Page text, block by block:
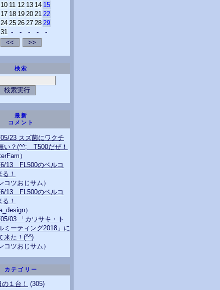
10 11 12 13 14 15
17 18 19 20 21 22
24 25 26 27 28 29
31 - - - - -
検索
最新
コメント
23 スズ菌にワクチ
い？(^^; T500だぜ！
）
13 FL500のベルコ
！
コツおじサム）
13 FL500のベルコ
！
）
03 「カワサキ・ト
ミーティング2018」に
来た！(^^)
コツおじサム）
カテゴリー
１台！ (305)